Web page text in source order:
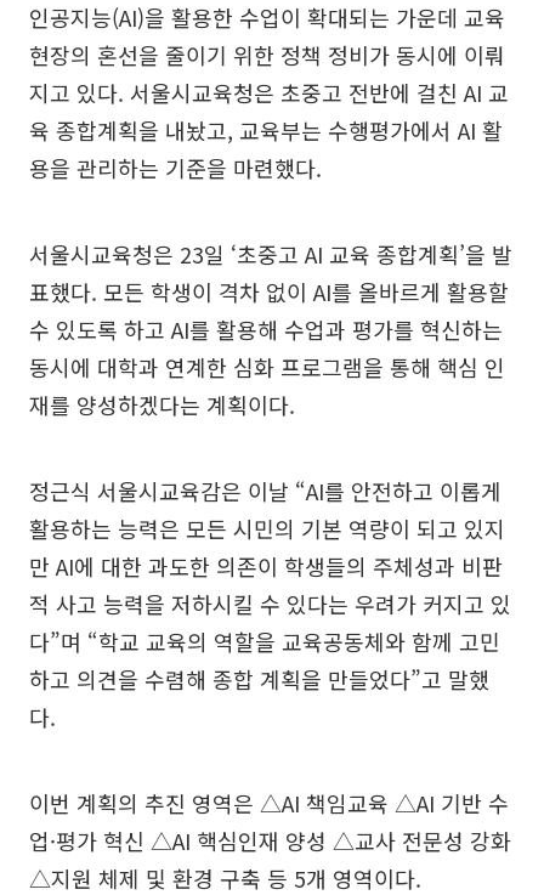
인공지능(AI)을 활용한 수업이 확대되는 가운데 교육
현장의 혼선을 줄이기 위한 정책 정비가 동시에 이뤄
지고 있다. 서울시교육청은 초중고 전반에 걸친 AI 교
육 종합계획을 내놨고, 교육부는 수행평가에서 AI 활
용을 관리하는 기준을 마련했다.
서울시교육청은 23일 ‘초중고 AI 교육 종합계획’을 발
표했다. 모든 학생이 격차 없이 AI를 올바르게 활용할
수 있도록 하고 AI를 활용해 수업과 평가를 혁신하는
동시에 대학과 연계한 심화 프로그램을 통해 핵심 인
재를 양성하겠다는 계획이다.
정근식 서울시교육감은 이날 “AI를 안전하고 이롭게
활용하는 능력은 모든 시민의 기본 역량이 되고 있지
만 AI에 대한 과도한 의존이 학생들의 주체성과 비판
적 사고 능력을 저하시킬 수 있다는 우려가 커지고 있
다”며 “학교 교육의 역할을 교육공동체와 함께 고민
하고 의견을 수렴해 종합 계획을 만들었다”고 말했
다.
이번 계획의 추진 영역은 △AI 책임교육 △AI 기반 수
업·평가 혁신 △AI 핵심인재 양성 △교사 전문성 강화
△지원 체제 및 환경 구축 등 5개 영역이다.